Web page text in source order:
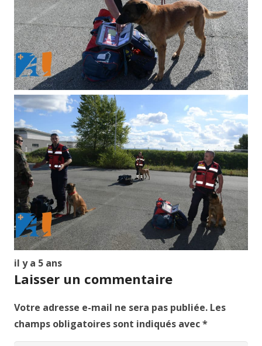
il y a 5 ans
Laisser un commentaire
Votre adresse e-mail ne sera pas publiée. Les
champs obligatoires sont indiqués avec*